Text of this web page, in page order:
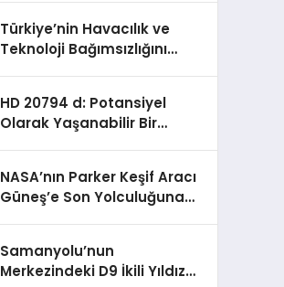
Türkiye’nin Havacılık ve
Teknoloji Bağımsızlığını
HD 20794 d: Potansiyel
Olarak Yaşanabilir Bir
NASA’nın Parker Keşif Aracı
Güneş’e Son Yolculuğuna
Samanyolu’nun
Merkezindeki D9 İkili Yıldız